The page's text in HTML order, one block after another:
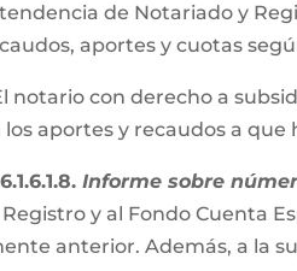
de Notariado y
aportes y cuotas
notario con derecho a
aportes y recaudos a que
Informe sobre
y al Fondo Cuenta
anterior. Además, a la